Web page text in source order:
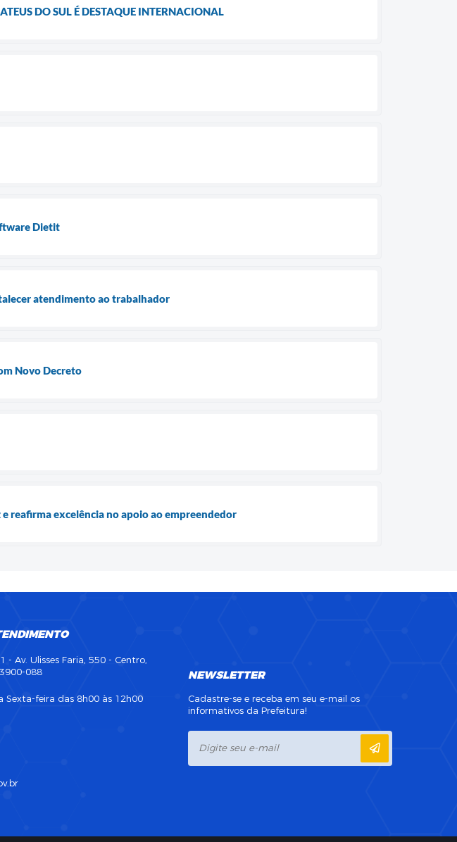
DO SUL É DESTAQUE INTERNACIONAL
Dietit
atendimento ao trabalhador
Novo Decreto
e reafirma excelência no apoio ao empreendedor
- Av. Ulisses Faria, 550 - Centro,
088
feira das 8h00 às 12h00
NEWSLETTER
Cadastre-se e receba em seu e-mail os
informativos da Prefeitura!